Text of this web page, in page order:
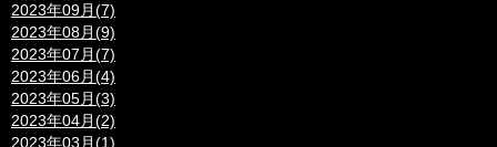
2023年09月(7)
2023年08月(9)
2023年07月(7)
2023年06月(4)
2023年05月(3)
2023年04月(2)
2023年03月(1)